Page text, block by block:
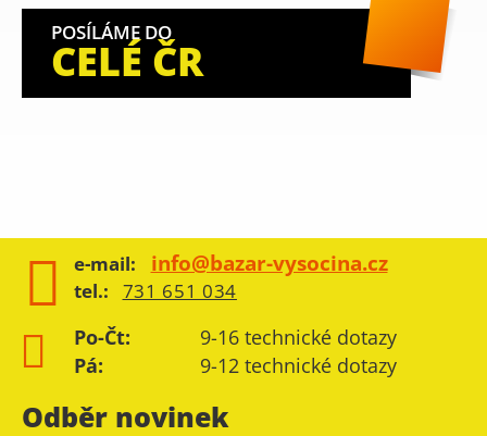
POSÍLÁME DO
CELÉ ČR
e-mail: info@bazar-vysocina.cz
tel.: 731 651 034
Po-Čt:
9-16 technické dotazy
Pá:
9-12 technické dotazy
Odběr novinek